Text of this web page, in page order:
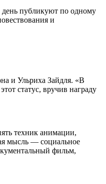
день публикуют по одному
и
и Ульриха Зайдля. «В
статус, вручив награду
техник анимации,
мысль — социальное
фильм,